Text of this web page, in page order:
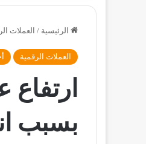
الرئيسية / العملات
العملات الرقمية
بسبب